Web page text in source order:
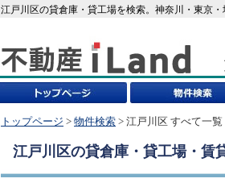
江戸川区の貸倉庫・貸工場を検索。神奈川・東京
トップページ > 物件検索 > 江戸川区 すべて一覧
江戸川区の貸倉庫・貸工場・賃